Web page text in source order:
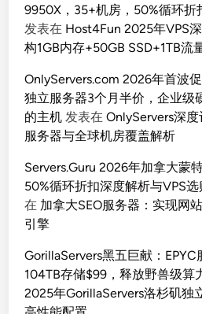
9950X，35+机房，50%循环折
发表在 Host4Fun 2025年VPS
构1GB内存+50GB SSD+1TB流
OnlyServers.com 2026年首波
独立服务器3个月半价，企业级
的主机 发表在OnlyServers深
服务器与全球机房覆盖解析
Servers.Guru 2026年加拿大蒙
50%循环折扣深度解析与VPS
在 加拿大SEO服务器：实现网
引擎
GorillaServers黑五巨献：EPYC
104TB存储$99，释放野兽级算
2025年GorillaServers洛杉矶独